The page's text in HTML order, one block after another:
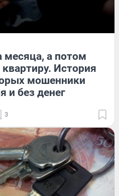
месяца, а потом
История
мошенники
и без денег
3